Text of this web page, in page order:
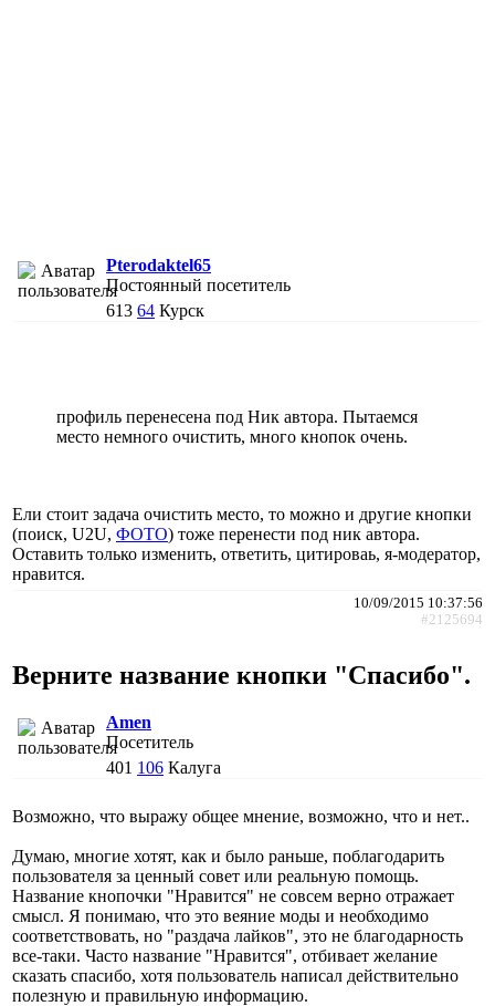
Pterodaktel65
Постоянный посетитель
613 64 Курск
профиль перенесена под Ник автора. Пытаемся
место немного очистить, много кнопок очень.
Ели стоит задача очистить место, то можно и другие кнопки
(поиск, U2U, ФОТО) тоже перенести под ник автора.
Оставить только изменить, ответить, цитироваь, я-модератор,
нравится.
10/09/2015 10:37:56
#2125694
Верните название кнопки "Спасибо".
Amen
Посетитель
401 106 Калуга
Возможно, что выражу общее мнение, возможно, что и нет..
Думаю, многие хотят, как и было раньше, поблагодарить
пользователя за ценный совет или реальную помощь.
Название кнопочки "Нравится" не совсем верно отражает
смысл. Я понимаю, что это веяние моды и необходимо
соответствовать, но "раздача лайков", это не благодарность
все-таки. Часто название "Нравится", отбивает желание
сказать спасибо, хотя пользователь написал действительно
полезную и правильную информацию.